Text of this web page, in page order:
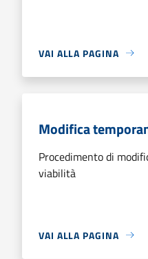
VAI ALLA PAGINA
Modifica
Procedimento di
viabilità
VAI ALLA PAGINA